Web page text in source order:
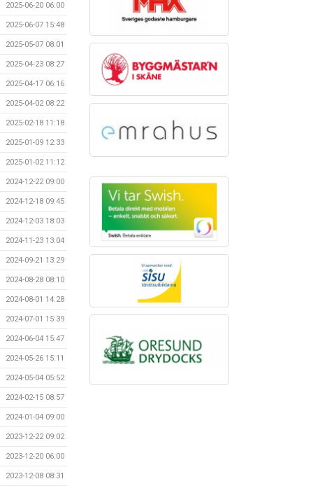
2025-06-20 06:00
2025-06-07 15:48
2025-05-07 08:01
2025-04-23 08:27
2025-04-17 06:16
2025-04-02 08:22
2025-02-18 11:18
2025-01-09 12:33
2025-01-02 11:12
2024-12-22 09:00
2024-12-18 09:45
2024-12-03 18:03
2024-11-23 13:04
2024-09-21 13:29
2024-08-28 08:10
2024-08-01 14:28
2024-07-01 15:39
2024-06-04 15:47
2024-05-26 15:11
2024-05-04 05:52
2024-02-15 08:57
2024-01-04 09:00
2023-12-22 09:02
2023-12-20 06:00
2023-12-08 08:31